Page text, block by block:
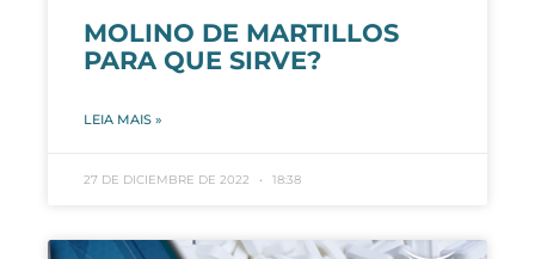
MOLINO DE MARTILLOS
PARA QUE SIRVE?
LEIA MAIS »
27 DE DICIEMBRE DE 2022 18:38